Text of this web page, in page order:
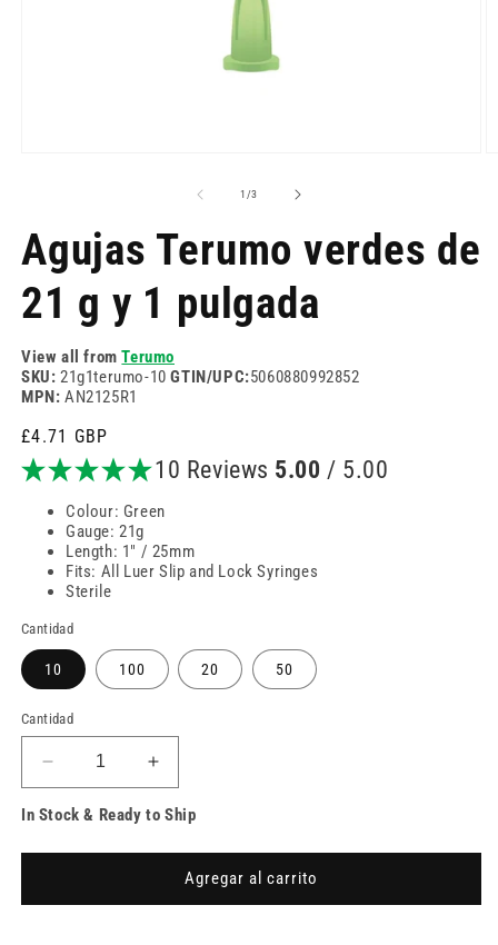
una
ventana
modal
1/de
3
Agujas Terumo verdes de
21 g y 1 pulgada
View all fromTerumo
SKU: 21g1terumo-10GTIN/UPC:5060880992852
MPN: AN2125R1
Precio
habitual
£4.71 GBP
10 Reviews 5.00 / 5.00
Colour: Green
Gauge: 21g
Length: 1" / 25mm
Fits: All Luer Slip and Lock Syringes
Sterile
Cantidad
10 100 20 50
Cantidad
Reducir
cantidad
para
de
Aumentar
cantidad
para
verdes
de
In Stock & Ready to Ship
Agregar al carrito